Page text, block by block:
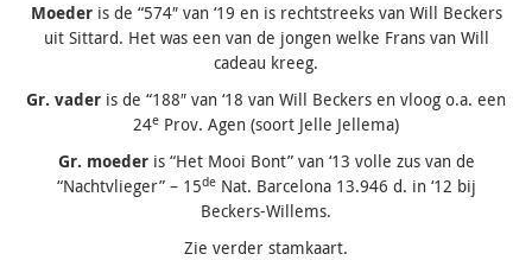
Moederis de “574″ van ‘19 en is rechtstreeks van Will Beckers
uit Sittard. Het was een van de jongen welke Frans van Will
cadeau kreeg.
Gr. vader is de “188″ van ‘18 van Will Beckers en vloog o.a. een
24e Prov. Agen (soort Jelle Jellema)
Gr. moederis “Het Mooi Bont” van ‘13 volle zus van de
“Nachtvlieger” – 15deNat. Barcelona 13.946 d. in ‘12 bij
Beckers-Willems.
Zie verder stamkaart.